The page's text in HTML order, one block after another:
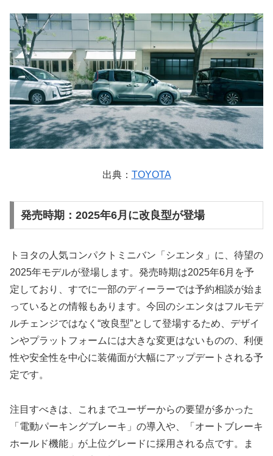
出典： TOYOTA
発売時期：2025年6月に改良型が登場
トヨタの人気コンパクトミニバン「シエンタ」に、待望の
2025年モデルが登場します。発売時期は2025年6月を予
定しており、すでに一部のディーラーでは予約相談が始ま
っているとの情報もあります。今回のシエンタはフルモデ
ルチェンジではなく“改良型”として登場するため、デザイ
ンやプラットフォームには大きな変更はないものの、利便
性や安全性を中心に装備面が大幅にアップデートされる予
定です。
注目すべきは、これまでユーザーからの要望が多かった
「電動パーキングブレーキ」の導入や、「オートブレーキ
ホールド機能」が上位グレードに採用される点です。ま